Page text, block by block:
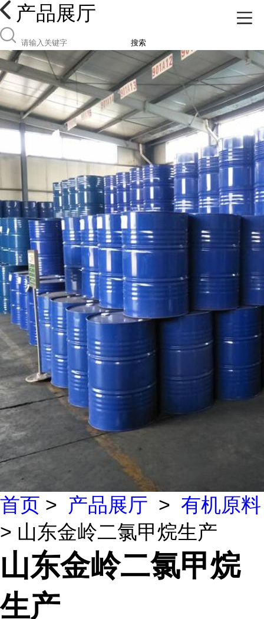
产品展厅
搜索
首页 > 产品展厅 > 有机原料
> 山东金岭二氯甲烷生产
山东金岭二氯甲烷
生产